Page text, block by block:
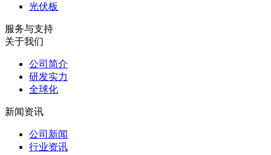
光伏板
服务与支持
关于我们
公司简介
研发实力
全球化
新闻资讯
公司新闻
行业资讯